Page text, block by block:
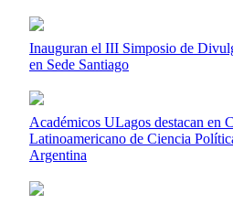
Inauguran el III Simposio de
en Sede Santiago
Académicos ULagos destacan en
Latinoamericano de Ciencia
Argentina